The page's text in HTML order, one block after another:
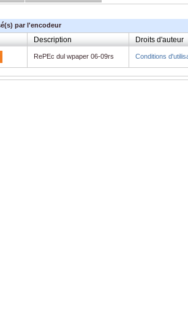
par l'encodeur
Description Droits d'auteur
RePEc dul wpaper 06-09rs Conditions